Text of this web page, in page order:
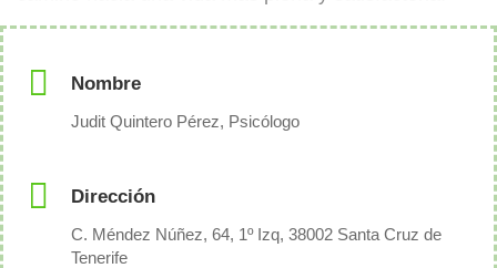
Nombre
Judit Quintero Pérez, Psicólogo
Dirección
C. Méndez Núñez, 64, 1º Izq, 38002 Santa Cruz de
Tenerife